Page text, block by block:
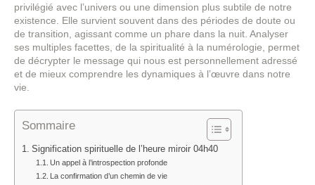
privilégié avec l’univers ou une dimension plus subtile de notre
existence. Elle survient souvent dans des périodes de doute ou
de transition, agissant comme un phare dans la nuit. Analyser
ses multiples facettes, de la spiritualité à la numérologie, permet
de décrypter le message qui nous est personnellement adressé
et de mieux comprendre les dynamiques à l’œuvre dans notre
vie.
Sommaire
Signification spirituelle de l’heure miroir 04h40
Un appel à l’introspection profonde
La confirmation d’un chemin de vie